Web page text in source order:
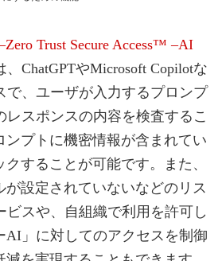
Trust Secure Access™ –AI
、ChatGPTやMicrosoft Copilotな
で、ユーザが入力するプロンプ
レスポンスの内容を検査するこ
ンプトに機密情報が含まれてい
することが可能です。また、
が設定されていないなどのリス
ビスや、自組織で利用を許可し
AI」に対してのアクセスを制御